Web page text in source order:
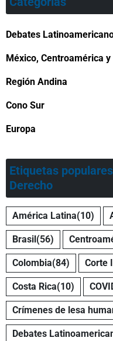
Debates
México, Centroamérica y
Región Andina
Cono Sur
Europa
Etiquetas
Derecho
América Latina(10)
Brasil(56)
Colombia(84) Corte
Costa Rica(10)
Crímenes de lesa
Debates